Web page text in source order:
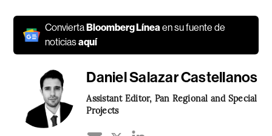
ConviertaBloomberg Líneaen su fuente de
noticiasaquí
Daniel Salazar Castellanos
Assistant Editor, Pan Regional and Special
Projects